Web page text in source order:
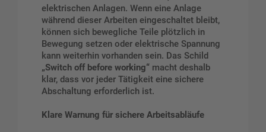
elektrischen Anlagen. Wenn eine Anlage
während dieser Arbeiten eingeschaltet bleibt,
können sich bewegliche Teile plötzlich in
Bewegung setzen oder elektrische Spannung
kann weiterhin vorhanden sein. Das Schild
„Switch off before working“ macht deshalb
klar, dass vor jeder Tätigkeit eine sichere
Abschaltung erforderlich ist.
Klare Warnung für sichere Arbeitsabläufe